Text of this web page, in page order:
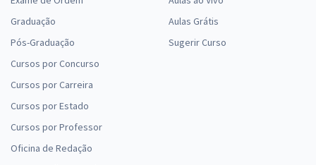
Graduação
Pós-Graduação
Cursos por Concurso
Cursos por Carreira
Cursos por Estado
Cursos por Professor
Oficina de Redação
Aulas Grátis
Sugerir Curso